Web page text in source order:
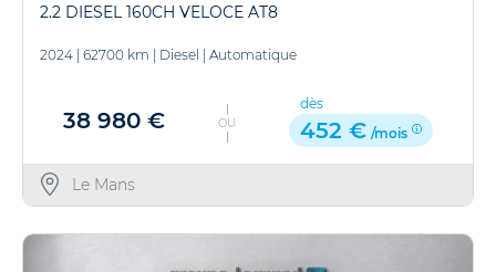
2.2 DIESEL 160CH VELOCE AT8
2024 62700 km Diesel Automatique
38 980 € OU
dès
452 € /mois
Le Mans